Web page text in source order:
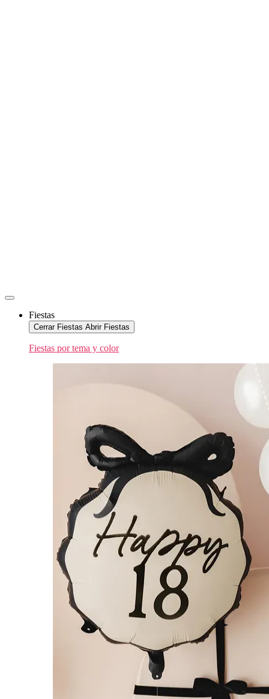
Fiestas
Cerrar Fiestas Abrir Fiestas
Fiestas por tema y color